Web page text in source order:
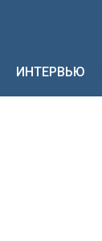
ИНТЕРВЬЮ